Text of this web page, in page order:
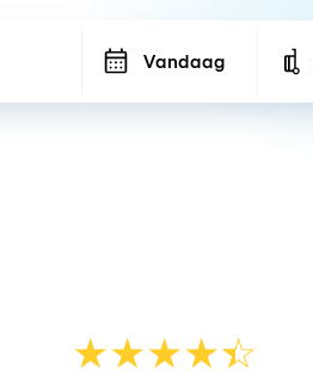
Vandaag
★★★★☆
★